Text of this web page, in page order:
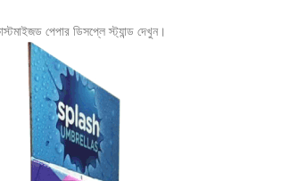
পেপার ডিসপ্লে স্ট্যান্ড দেখুন।